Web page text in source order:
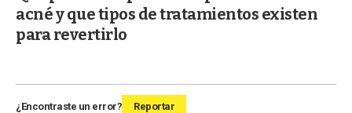
acné y que tipos de tratamientos existen
para revertirlo
¿Encontraste un error? Reportar